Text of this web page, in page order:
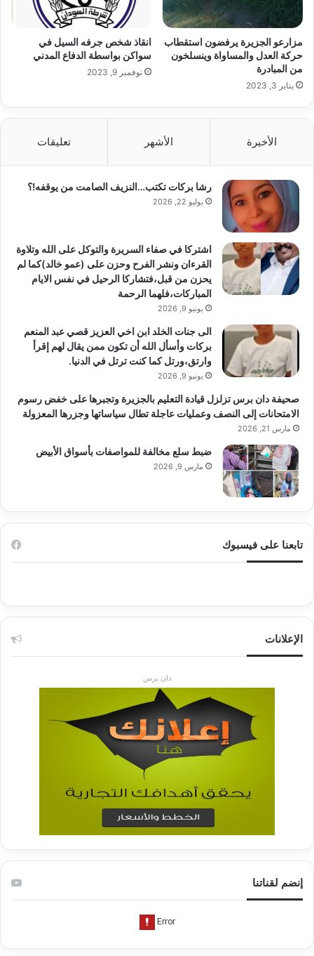
مزارعو الجزيرة يرفضون استقطاب
حركة العدل والمساواة وينسلخون
من المبادرة
يناير 3, 2023
انقاذ شخص جرفه السيل في
سواكن بواسطة الدفاع المدني
نوفمبر 9, 2023
الأخيرة الأشهر تعليقات
رشا بركات تكتب…النزيف الصامت من يوقفه!؟
يوليو 22, 2026
اشتركا في صفاء السريرة والتوكل على الله وتلاوة
القرءان ونشر الفرح وحزن على (عمو خالد)كما لم
يحزن من قبل،فتشاركا الرحيل في نفس الايام
المباركات،فلهما الرحمة
يونيو 9, 2026
الى جنات الخلد ابن اخي العزيز قصي عبد المنعم
بركات وأسأل الله أن تكون ممن يقال لهم إقرأ
وارتق،ورتل كما كنت ترتل في الدنيا.
يونيو 9, 2026
صحيفة دان برس تزلزل قيادة التعليم بالجزيرة وتجبرها على خفض رسوم
الامتحانات إلى النصف وعمليات عاجلة تطال سياساتها وجزرها المعزولة
مارس 21, 2026
ضبط سلع مخالفة للمواصفات بأسواق الأبيض
مارس 9, 2026
تابعنا على فيسبوك
الإعلانات
دان برس
إنضم لقناتنا